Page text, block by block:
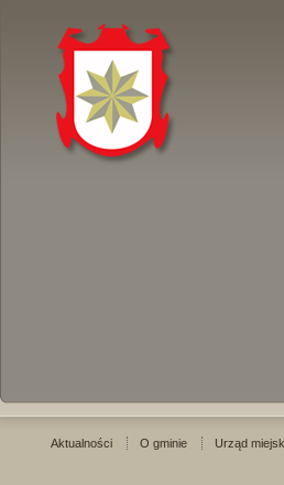
Aktualności O gminie Urząd